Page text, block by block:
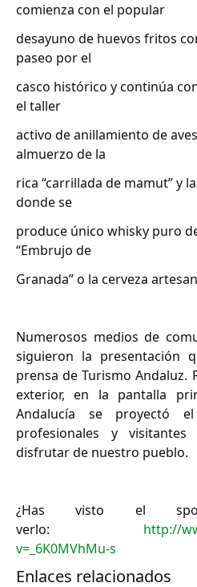
comienza con el popular
desayuno de huevos fritos
paseo por el
casco histórico y continúa
el taller
activo de anillamiento de
almuerzo de la
rica “carrillada de mamut” y
donde se
produce único whisky puro
“Embrujo de
Granada” o la cerveza
Numerosos medios de
siguieron la presentación
prensa de Turismo Andaluz.
exterior, en la pantalla
Andalucía se proyectó
profesionales y
disfrutar de nuestro pueblo.
¿Has visto el
verlo: http://
v=_6K0MVhMu-s
Enlaces relacionados